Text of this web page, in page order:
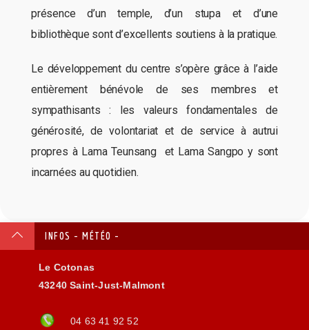
présence d’un temple, d’un stupa et d’une
bibliothèque sont d’excellents soutiens à la pratique.
Le développement du centre s’opère grâce à l’aide
entièrement bénévole de ses membres et
sympathisants : les valeurs fondamentales de
générosité, de volontariat et de service à autrui
propres à Lama Teunsang et Lama Sangpo y sont
incarnées au quotidien.
INFOS - MÉTÉO -
Le Cotonas
43240 Saint-Just-Malmont
04 63 41 92 52